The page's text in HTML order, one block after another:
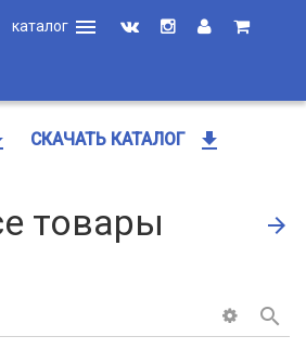
menu
СКАЧАТЬ КАТАЛОГ get_app
товары arrow_forward
search